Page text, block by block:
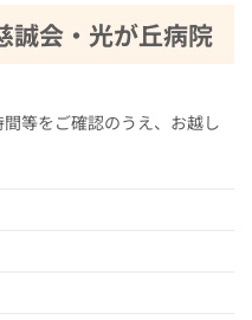
誠会・光が丘病院
等をご確認のうえ、お越し